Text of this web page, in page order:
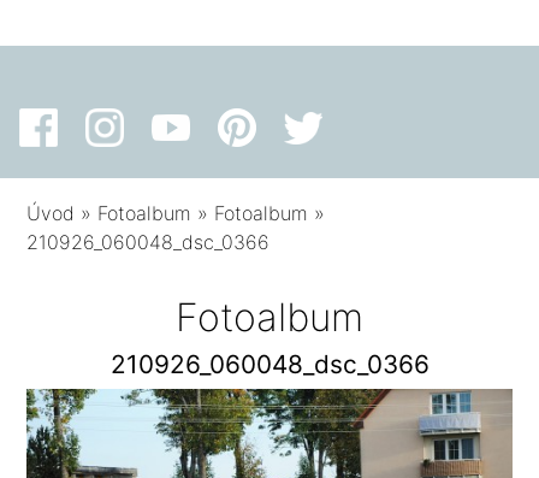
Úvod » Fotoalbum » Fotoalbum »
210926_060048_dsc_0366
Fotoalbum
210926_060048_dsc_0366